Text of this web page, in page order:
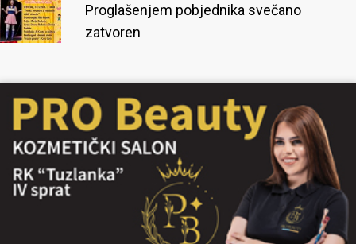
Proglašenjem pobjednika svečano
zatvoren